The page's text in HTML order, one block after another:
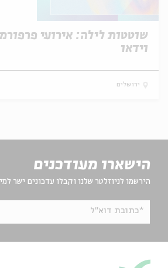
שוטטות לילה: אירועי
וידאו
ירושלים
הישארו מעודכנים
הירשמו לניוזלטר שלנו וקבלו עדכונים ישר
*כתובת דוא"ל